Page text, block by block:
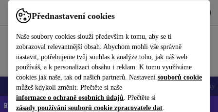
Přednastavení cookies
Naše soubory cookies slouží především k tomu, aby se ti
zobrazoval relevantnější obsah. Abychom mohli vše správně
nastavit, potřebujeme tvůj souhlas k analýze toho, jak náš web
používáš, a k personalizaci obsahu i reklam. K tomu využíváme
cookies jak naše, tak od našich partnerů. Nastavení souborů cookie
můžeš kdykoli změnit. Přečtěte si naše
informace o ochraně osobních údajů. Přečtěte si
zásady používání souborů cookie zpracovatele dat.
Používejte refurbed rychle a snadno
Mobily a smartphony Notebooky Tablety Doplňky
📱 -5 % NAVÍC na všechny iPhony – kód: IPHONEDEAL-